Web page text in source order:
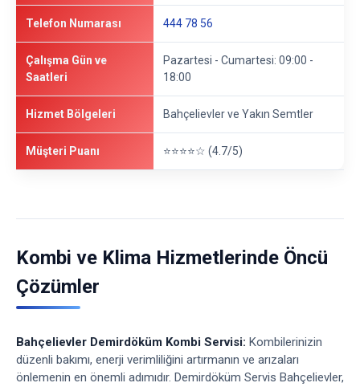
Telefon Numarası 444 78 56
Çalışma Gün ve
Saatleri
Pazartesi - Cumartesi: 09:00 -
18:00
Hizmet Bölgeleri Bahçelievler ve Yakın Semtler
Müşteri Puanı ⭐⭐⭐⭐☆ (4.7/5)
Kombi ve Klima Hizmetlerinde Öncü
Çözümler
Bahçelievler Demirdöküm Kombi Servisi: Kombilerinizin
düzenli bakımı, enerji verimliliğini artırmanın ve arızaları
önlemenin en önemli adımıdır. Demirdöküm Servis Bahçelievler,